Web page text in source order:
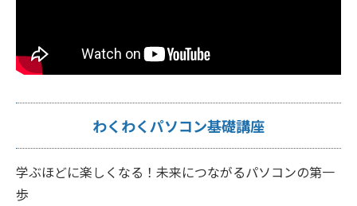
わくわくパソコン基礎講座
学ぶほどに楽しくなる！未来につながるパソコンの第一
歩